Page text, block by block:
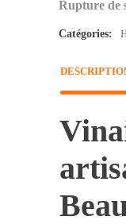
Rupture de
Catégories: